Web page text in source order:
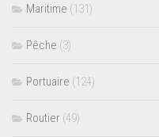
Maritime (131)
Pêche (3)
Portuaire (124)
Routier (49)